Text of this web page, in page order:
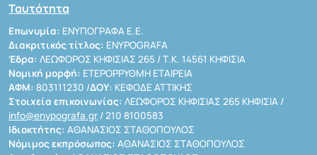
Ταυτότητα
Επωνυμία: ΕΝΥΠΟΓΡΑΦΑ Ε.Ε.
Διακριτικός τίτλος: ENYPOGRAFA
Έδρα: ΛΕΩΦΟΡΟΣ ΚΗΦΙΣΙΑΣ 265 / Τ.Κ. 14561 ΚΗΦΙΣΙΑ
Νομική μορφή: ΕΤΕΡΟΡΡΥΘΜΗ ΕΤΑΙΡΕΙΑ
ΑΦΜ: 803111230 /ΔΟΥ: ΚΕΦΟΔΕ ΑΤΤΙΚΗΣ
Στοιχεία επικοινωνίας: ΛΕΩΦΟΡΟΣ ΚΗΦΙΣΙΑΣ 265 ΚΗΦΙΣΙΑ /
info@enypografa.gr / 210 8100583
Ιδιοκτήτης: ΑΘΑΝΑΣΙΟΣ ΣΤΑΘΟΠΟΥΛΟΣ
Νόμιμος εκπρόσωπος: ΑΘΑΝΑΣΙΟΣ ΣΤΑΘΟΠΟΥΛΟΣ